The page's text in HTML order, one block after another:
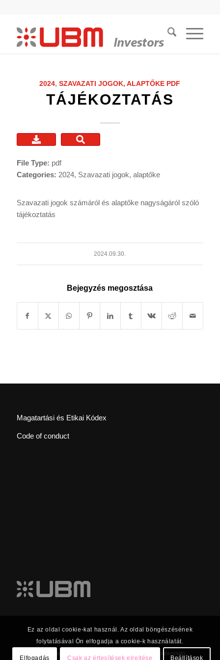
2024,SZAVAZATI JOGOK, ALAPTŐKE PDF
TÁJÉKOZTATÁS
Szavazati jogok számáról és alaptőke nagyságáról szóló
tájékoztatás
File Type: pdf
Categories: 2024, Szavazati jogok, alaptőke
2024.09.30.
Bejegyzés megosztása
Magatartási és Etikai Kódex
Code of conduct
© 2023 UBM Csoport Befektetői kapcsolatok | Adatkezelési tájékoztató
Ez az oldal cookie-kat használ. Az oldal böngészésének
folytatásával Ön elfogadja a cookie-k használatát.
Elfogadás Csak az értesítések elrejtése Beállítások